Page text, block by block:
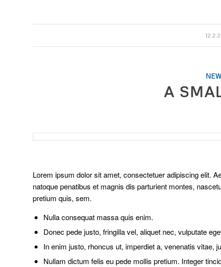
A
Lorem ipsum dolor sit amet, consectetuer adipiscing elit.
natoque penatibus et magnis dis parturient montes,
pretium quis, sem.
Nulla consequat massa quis enim.
Donec pede justo, fringilla vel, aliquet nec, vulputate
In enim justo, rhoncus ut, imperdiet a, venenatis vitae,
Nullam dictum felis eu pede mollis pretium. Integer